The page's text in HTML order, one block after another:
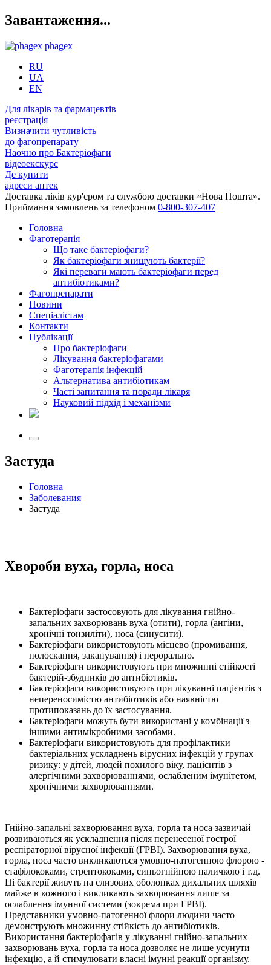
Завантаження...
phagex
RU
UA
EN
Для лікарів та фармацевтів
реєстрація
Визначити чутливість
до фагопрепарату
Наочно про Бактеріофаги
відеоекскурс
Де купити
адреси аптек
Доставка ліків кур'єром та службою доставки «Нова Пошта».
Приймання замовлень за телефоном 0-800-307-407
Головна
Фаготерапія
Що таке бактеріофаги?
Як бактеріофаги знищують бактерії?
Які переваги мають бактеріофаги перед
антибіотиками?
Фагопрепарати
Новини
Спеціалістам
Контакти
Публікації
Про бактеріофаги
Лікування бактеріофагами
Фаготерапія інфекцій
Альтернатива антибіотикам
Часті запитання та поради лікаря
Науковий підхід і механізми
Застуда
Головна
Заболевания
Застуда
Хвороби вуха, горла, носа
Бактеріофаги застосовують для лікування гнійно-
запальних захворювань вуха (отити), горла (ангіни,
хронічні тонзиліти), носа (синусити).
Бактеріофаги використовують місцево (промивання,
полоскання, закапування) і перорально.
Бактеріофаги використовують при множинні стійкості
бактерій-збудників до антибіотиків.
Бактеріофаги використовують при лікуванні пацієнтів з
непереносимістю антибіотиків або наявністю
протипоказань до їх застосування.
Бактеріофаги можуть бути використані у комбінації з
іншими антимікробними засобами.
Бактеріофаги використовують для профілактики
бактеріальних ускладнень вірусних інфекцій у групах
ризику: у дітей, людей похилого віку, пацієнтів з
алергічними захворюваннями, ослабленим імунітетом,
хронічними захворюваннями.
Гнійно-запальні захворювання вуха, горла та носа зазвичай
розвиваються як ускладнення після перенесеної гострої
респіраторної вірусної інфекції (ГРВІ). Захворювання вуха,
горла, носа часто викликаються умовно-патогенною флорою -
стафілококами, стрептококами, синьогнійною паличкою і т.д.
Ці бактерії живуть на слизових оболонках дихальних шляхів
майже в кожного і викликають захворювання лише за
ослаблення імунної системи (зокрема при ГРВІ).
Представники умовно-патогенної флори людини часто
демонструють множинну стійкість до антибіотиків.
Використання бактеріофагів у лікуванні гнійно-запальних
захворювань вуха, горла та носа дозволяє не лише усунути
інфекцію, а й стимулювати власні імунні реакції організму.